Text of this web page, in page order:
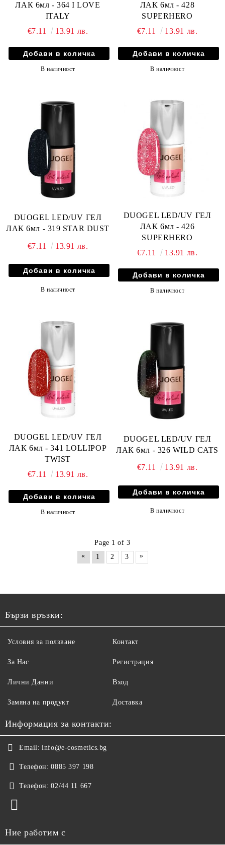
ЛАК 6мл - 364 I LOVE
ITALY
€7.11
13.91 лв.
В наличност
ЛАК 6мл - 428
SUPERHERO
€7.11
13.91 лв.
В наличност
DUOGEL LED/UV ГЕЛ
ЛАК 6мл - 319 STAR DUST
€7.11 13.91 лв.
В наличност
DUOGEL LED/UV ГЕЛ
ЛАК 6мл - 426
SUPERHERO
€7.11
13.91 лв.
В наличност
DUOGEL LED/UV ГЕЛ
ЛАК 6мл - 341 LOLLIPOP
TWIST
€7.11
13.91 лв.
В наличност
DUOGEL LED/UV ГЕЛ
ЛАК 6мл - 326 WILD CATS
€7.11 13.91 лв.
В наличност
Page 1 of 3
«
1 2 3 »
Бързи връзки:
Условия за ползване
За Нас
Лични Данни
Замяна на продукт
Контакт
Регистрация
Вход
Доставка
Информация за контакти:
Email: info@e-cosmetics.bg
Телефон: 0885 397 198
Телефон: 02/44 11 667
Ние работим с